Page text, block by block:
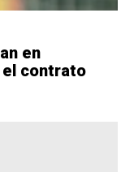
en
el contrato